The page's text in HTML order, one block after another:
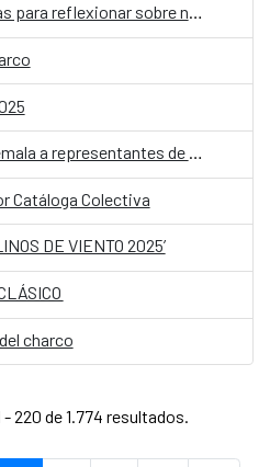
Sobremesa III las jornadas para reflexionar sobre nuestro hacer como sociedad a través del alimento
La AECID reúne en Guatemala a representantes de organizaciones LGTBI+ en una llamada regional contra los discursos de odio y en defensa de la diversidad
Catáloga Colectiva
DE VIENTO 2025’
charco
220 de 1.774 resultados.